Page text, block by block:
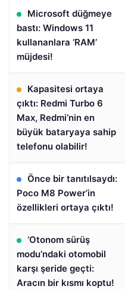
Microsoft düğmeye
bastı: Windows 11
kullananlara ‘RAM’
müjdesi!
Kapasitesi ortaya
çıktı: Redmi Turbo 6
Max, Redmi’nin en
büyük bataryaya sahip
telefonu olabilir!
Önce bir tanıtılsaydı:
Poco M8 Power’in
özellikleri ortaya çıktı!
‘Otonom sürüş
modu’ndaki otomobil
karşı şeride geçti:
Aracın bir kısmı koptu!